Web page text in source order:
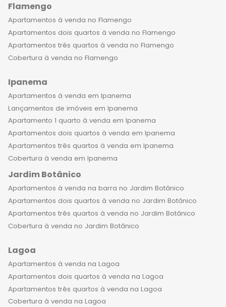
vida urbana moderna. Alguns
empreendimentos de luxo à venda
em Laranjeiras estão localizados em
prédios históricos, o que torna a
experiência de morar neles ainda
reformados e equipados com
tecnologia de ponta, preservando a
arquitetura original e agregando
ainda mais valor ao imóvel. A
infraestrutura de Laranjeiras é
excelente, com uma ampla rede de
serviços e comércios, facilitando a
rotina dos moradores. O bairro é
arborizado, com ruas largas e calmas,
proporcionando um ambiente
tranquilo e seguro para todos. Além
disso, o bairro conta com uma
centro do Rio de Janeiro e com fácil
acesso a diversas regiões da cidade.
Ao adquirir um apartamento de luxo
em Laranjeiras, você está investindo
em um imóvel que certamente
Flamengo
Apartamentos à venda no Flamengo
Apartamentos dois quartos à venda no Flamengo
Apartamentos três quartos à venda no Flamengo
Cobertura à venda no Flamengo
Ipanema
Apartamentos à venda em Ipanema
Lançamentos de imóveis em Ipanema
Apartamento 1 quarto à venda em Ipanema
Apartamentos dois quartos à venda em Ipanema
Apartamentos três quartos à venda em Ipanema
Cobertura à venda em Ipanema
Jardim Botânico
Apartamentos à venda na barra no Jardim Botânico
Apartamentos dois quartos à venda no Jardim Botânico
Apartamentos três quartos à venda no Jardim Botânico
Cobertura à venda no Jardim Botânico
Lagoa
Apartamentos à venda na Lagoa
Apartamentos dois quartos à venda na Lagoa
Apartamentos três quartos à venda na Lagoa
Cobertura à venda na Lagoa